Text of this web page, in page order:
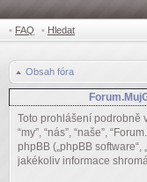
• FAQ • Hledat
Obsah fóra
Toto prohlášení podrobně
“my”, “nás”, “naše”,
phpBB („phpBB software“,
jakékoliv informace